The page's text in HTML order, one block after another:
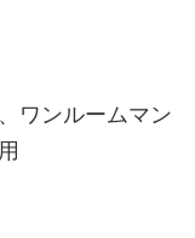
ワンルームマン